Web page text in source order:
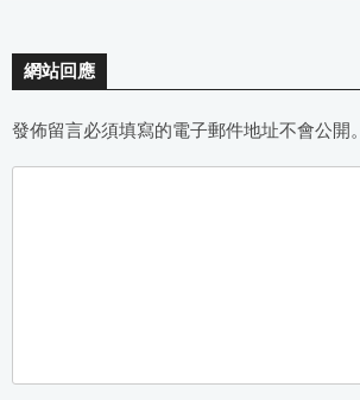
網站回應
發佈留言必須填寫的電子郵件地址不會公開。